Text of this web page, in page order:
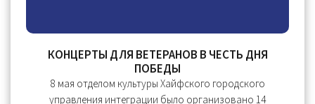
КОНЦЕРТЫ ДЛЯ ВЕТЕРАНОВ В ЧЕСТЬ ДНЯ
ПОБЕДЫ
8 мая отделом культуры Хайфского городского
управления интеграции было организовано 14